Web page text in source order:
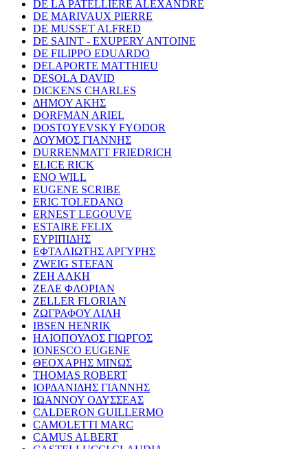
DE LA PATELLIERE ALEXANDRE
DE MARIVAUX PIERRE
DE MUSSET ALFRED
DE SAINT - EXUPERY ANTOINE
DE FILIPPO EDUARDO
DELAPORTE MATTHIEU
DESOLA DAVID
DICKENS CHARLES
ΔΗΜΟΥ ΑΚΗΣ
DORFMAN ARIEL
DOSTOYEVSKY FYODOR
ΔΟΥΜΟΣ ΓΙΑΝΝΗΣ
DURRENMATT FRIEDRICH
ELICE RICK
ENO WILL
EUGENE SCRIBE
ERIC TOLEDANO
ERNEST LEGOUVE
ESTAIRE FELIX
ΕΥΡΙΠΙΔΗΣ
ΕΦΤΑΛΙΩΤΗΣ ΑΡΓΥΡΗΣ
ZWEIG STEFAN
ΖΕΗ ΑΛΚΗ
ΖΕΛΕ ΦΛΟΡΙΑΝ
ZELLER FLORIAN
ΖΩΓΡΑΦΟΥ ΛΙΛΗ
IBSEN HENRIK
ΗΛΙΟΠΟΥΛΟΣ ΓΙΩΡΓΟΣ
IONESCO EUGENE
ΘΕΟΧΑΡΗΣ ΜΙΝΩΣ
THOMAS ROBERT
ΙΟΡΔΑΝΙΔΗΣ ΓΙΑΝΝΗΣ
ΙΩΑΝΝΟΥ ΟΔΥΣΣΕΑΣ
CALDERON GUILLERMO
CAMOLETTI MARC
CAMUS ALBERT